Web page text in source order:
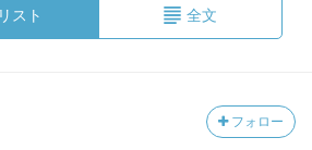
リスト 全文
フォロー